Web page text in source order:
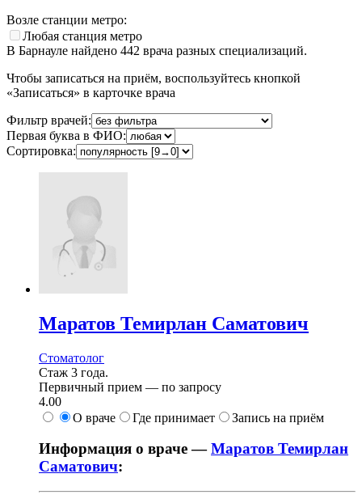
Возле станции метро:
Любая станция метро
В Барнауле найдено 442 врача разных специализаций.
Чтобы записаться на приём, воспользуйтесь кнопкой
«Записаться» в карточке врача
Фильтр врачей:
Первая буква в ФИО:
Сортировка:
Маратов Темирлан Саматович
Стоматолог
Стаж 3 года.
Первичный прием — по запросу
4.00
О враче
Где принимает Запись на приём
Информация о враче —Маратов Темирлан
Саматович: